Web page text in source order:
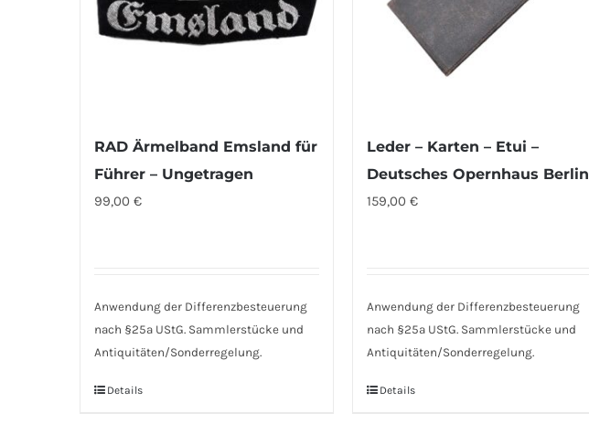
RAD Ärmelband Emsland für
Führer – Ungetragen
99,00 €
Anwendung der Differenzbesteuerung
nach §25a UStG. Sammlerstücke und
Antiquitäten/Sonderregelung.
Details
Leder – Karten – Etui –
Deutsches Opernhaus Berlin
159,00 €
Anwendung der Differenzbesteuerung
nach §25a UStG. Sammlerstücke und
Antiquitäten/Sonderregelung.
Details